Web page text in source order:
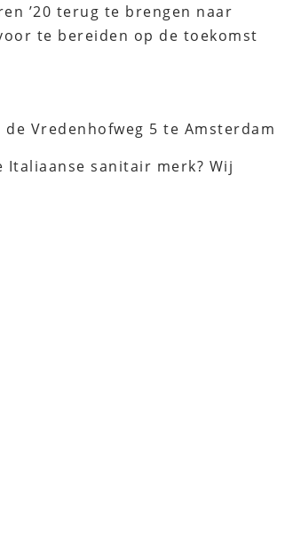
’20 terug te brengen naar
te bereiden op de toekomst
Vredenhofweg 5 te Amsterdam
Italiaanse sanitair merk? Wij